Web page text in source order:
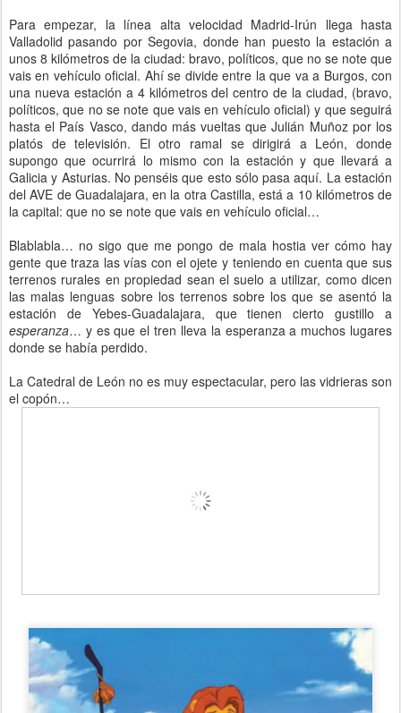
Para empezar, la línea alta velocidad Madrid-Irún llega hasta
Valladolid pasando por Segovia, donde han puesto la estación a
unos 8 kilómetros de la ciudad: bravo, políticos, que no se note que
vais en vehículo oficial. Ahí se divide entre la que va a Burgos, con
una nueva estación a 4 kilómetros del centro de la ciudad, (bravo,
políticos, que no se note que vais en vehículo oficial) y que seguirá
hasta el País Vasco, dando más vueltas que Julián Muñoz por los
platós de televisión. El otro ramal se dirigirá a León, donde
supongo que ocurrirá lo mismo con la estación y que llevará a
Galicia y Asturias. No penséis que esto sólo pasa aquí. La estación
del AVE de Guadalajara, en la otra Castilla, está a 10 kilómetros de
la capital: que no se note que vais en vehículo oficial…
Blablabla… no sigo que me pongo de mala hostia ver cómo hay
gente que traza las vías con el ojete y teniendo en cuenta que sus
terrenos rurales en propiedad sean el suelo a utilizar, como dicen
las malas lenguas sobre los terrenos sobre los que se asentó la
estación de Yebes-Guadalajara, que tienen cierto gustillo a
esperanza… y es que el tren lleva la esperanza a muchos lugares
donde se había perdido.
La Catedral de León no es muy espectacular, pero las vidrieras son
el copón…